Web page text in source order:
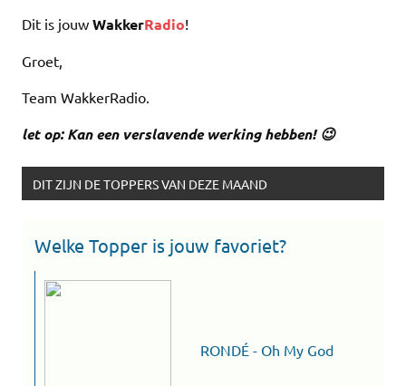
Dit is jouw WakkerRadio!
Groet,
Team WakkerRadio.
let op: Kan een verslavende werking hebben! 😉
DIT ZIJN DE TOPPERS VAN DEZE MAAND
Welke Topper is jouw favoriet?
RONDÉ - Oh My God